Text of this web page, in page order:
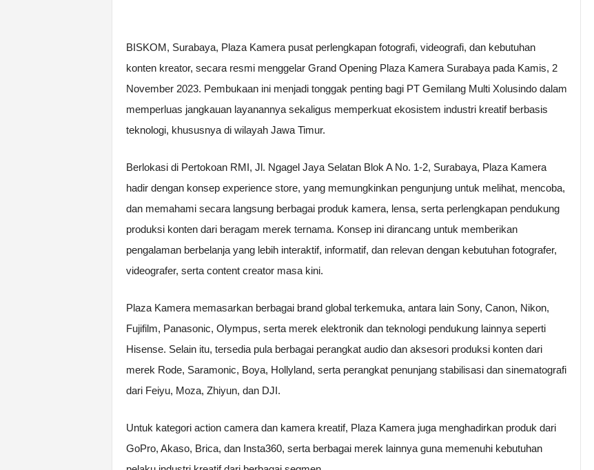
BISKOM, Surabaya, Plaza Kamera pusat perlengkapan fotografi, videografi, dan kebutuhan
konten kreator, secara resmi menggelar Grand Opening Plaza Kamera Surabaya pada Kamis, 2
November 2023. Pembukaan ini menjadi tonggak penting bagi PT Gemilang Multi Xolusindo dalam
memperluas jangkauan layanannya sekaligus memperkuat ekosistem industri kreatif berbasis
teknologi, khususnya di wilayah Jawa Timur.
Berlokasi di Pertokoan RMI, Jl. Ngagel Jaya Selatan Blok A No. 1-2, Surabaya, Plaza Kamera
hadir dengan konsep experience store, yang memungkinkan pengunjung untuk melihat, mencoba,
dan memahami secara langsung berbagai produk kamera, lensa, serta perlengkapan pendukung
produksi konten dari beragam merek ternama. Konsep ini dirancang untuk memberikan
pengalaman berbelanja yang lebih interaktif, informatif, dan relevan dengan kebutuhan fotografer,
videografer, serta content creator masa kini.
Plaza Kamera memasarkan berbagai brand global terkemuka, antara lain Sony, Canon, Nikon,
Fujifilm, Panasonic, Olympus, serta merek elektronik dan teknologi pendukung lainnya seperti
Hisense. Selain itu, tersedia pula berbagai perangkat audio dan aksesori produksi konten dari
merek Rode, Saramonic, Boya, Hollyland, serta perangkat penunjang stabilisasi dan sinematografi
dari Feiyu, Moza, Zhiyun, dan DJI.
Untuk kategori action camera dan kamera kreatif, Plaza Kamera juga menghadirkan produk dari
GoPro, Akaso, Brica, dan Insta360, serta berbagai merek lainnya guna memenuhi kebutuhan